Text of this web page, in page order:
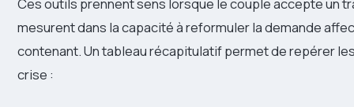
mesurent dans la capacité à reformuler la demande
contenant. Un tableau récapitulatif permet de repérer
crise :